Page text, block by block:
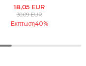
18,05 EUR
30,09EUR
Εκπτωση40%